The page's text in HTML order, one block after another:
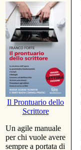
Il Prontuario dello
Scrittore
Un agile manuale
per chi vuole avere
sempre a portata di